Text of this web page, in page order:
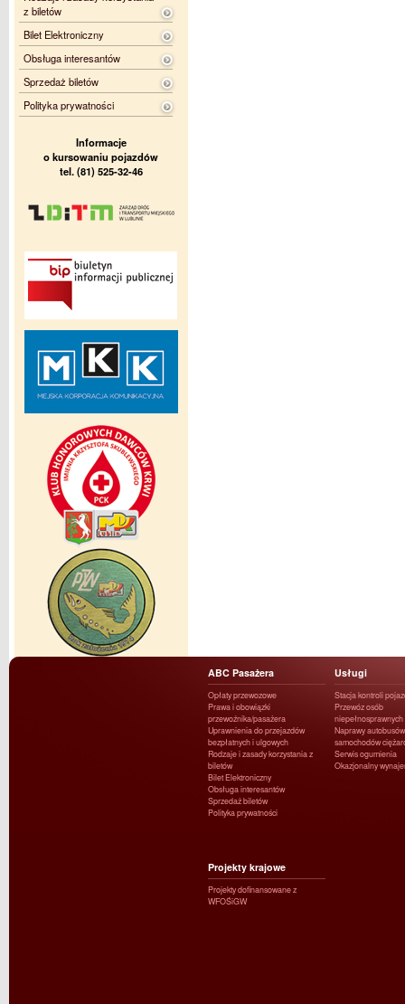
z biletów
Bilet Elektroniczny
Obsługa interesantów
Sprzedaż biletów
Polityka prywatności
Informacje
o kursowaniu pojazdów
tel. (81) 525-32-46
ABC Pasażera
Opłaty przewozowe
Prawa i obowiązki
przewoźnika/pasażera
Uprawnienia do przejazdów
bezpłatnych i ulgowych
Rodzaje i zasady korzystania z
biletów
Bilet Elektroniczny
Obsługa interesantów
Sprzedaż biletów
Polityka prywatności
Usługi
Stacja kontroli
Przewóz osób
niepełnosprawnych
Naprawy
samochodów
Serwis ogumienia
Okazjonalny
Projekty krajowe
Projekty dofinansowane z
WFOŚiGW